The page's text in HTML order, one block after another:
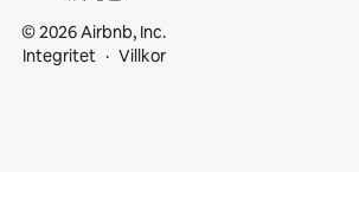
© 2026 Airbnb, Inc.
Integritet
Villkor